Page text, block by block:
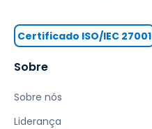
Sobre
Sobre nós
Liderança
Certificado ISO/IEC 27001